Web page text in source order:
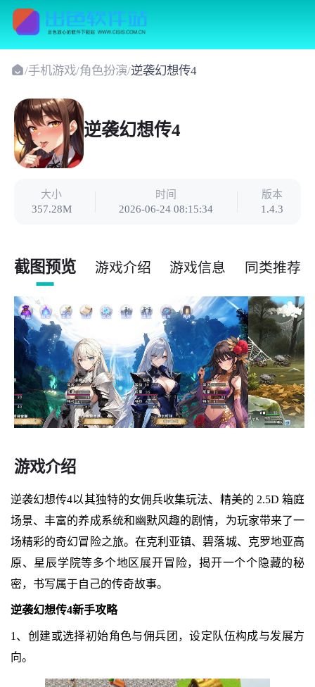
/手机游戏/角色扮演/逆袭幻想传4
逆袭幻想传4
大小
357.28M
时间
2026-06-24 08:15:34
版本
1.4.3
截图预览 游戏介绍 游戏信息 同类推荐
游戏介绍
逆袭幻想传4以其独特的女佣兵收集玩法、精美的 2.5D 箱庭
场景、丰富的养成系统和幽默风趣的剧情，为玩家带来了一
场精彩的奇幻冒险之旅。在克利亚镇、碧落城、克罗地亚高
原、星辰学院等多个地区展开冒险，揭开一个个隐藏的秘
密，书写属于自己的传奇故事。
逆袭幻想传4新手攻略
1、创建或选择初始角色与佣兵团，设定队伍构成与发展方
向。